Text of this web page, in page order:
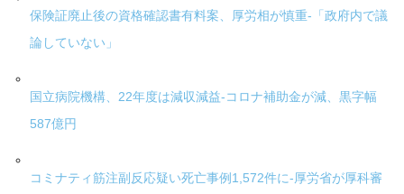
保険証廃止後の資格確認書有料案、厚労相が慎重-「政府内で議
論していない」
国立病院機構、22年度は減収減益-コロナ補助金が減、黒字幅
587億円
コミナティ筋注副反応疑い死亡事例1,572件に-厚労省が厚科審